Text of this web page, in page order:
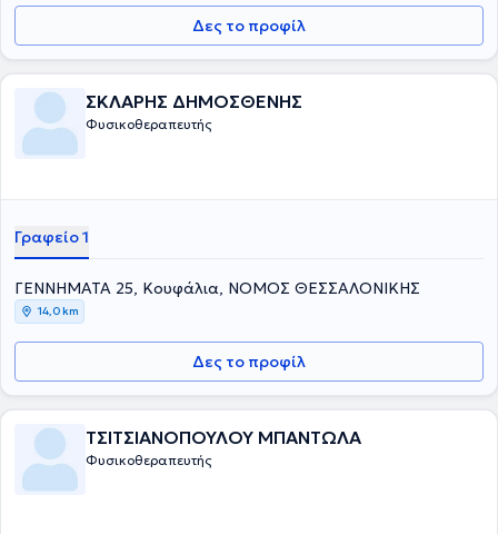
Δες το προφίλ
ΣΚΛΑΡΗΣ ΔΗΜΟΣΘΕΝΗΣ
Φυσικοθεραπευτής
Γραφείο 1
ΓΕΝNHMΑΤΑ 25, Κουφάλια, ΝΟΜΟΣ ΘΕΣΣΑΛΟΝΙΚΗΣ
14,0 km
Δες το προφίλ
ΤΣΙΤΣΙΑΝΟΠΟΥΛΟΥ ΜΠΑΝΤΩΛΑ
Φυσικοθεραπευτής